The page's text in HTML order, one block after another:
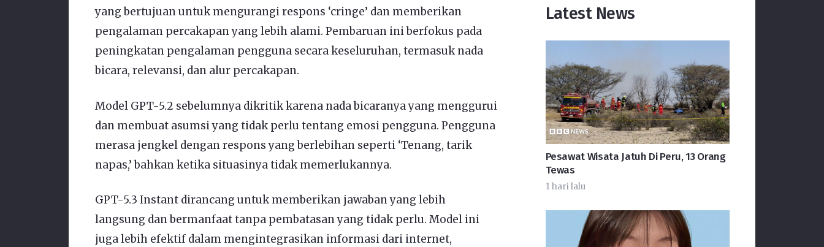
yang bertujuan untuk mengurangi respons ‘cringe’ dan memberikan
pengalaman percakapan yang lebih alami. Pembaruan ini berfokus pada
peningkatan pengalaman pengguna secara keseluruhan, termasuk nada
bicara, relevansi, dan alur percakapan.
Model GPT-5.2 sebelumnya dikritik karena nada bicaranya yang menggurui
dan membuat asumsi yang tidak perlu tentang emosi pengguna. Pengguna
merasa jengkel dengan respons yang berlebihan seperti ‘Tenang, tarik
napas,’ bahkan ketika situasinya tidak memerlukannya.
GPT-5.3 Instant dirancang untuk memberikan jawaban yang lebih
langsung dan bermanfaat tanpa pembatasan yang tidak perlu. Model ini
juga lebih efektif dalam mengintegrasikan informasi dari internet,
Latest News
Pesawat Wisata Jatuh Di Peru, 13 Orang
Tewas
1 hari lalu